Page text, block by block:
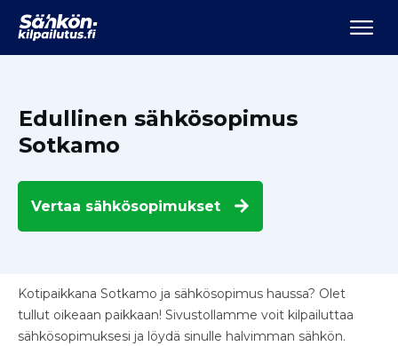
Edullinen sähkösopimus
Sotkamo
Vertaa sähkösopimukset
Kotipaikkana Sotkamo ja sähkösopimus haussa? Olet
tullut oikeaan paikkaan! Sivustollamme voit kilpailuttaa
sähkösopimuksesi ja löydä sinulle halvimman sähkön.